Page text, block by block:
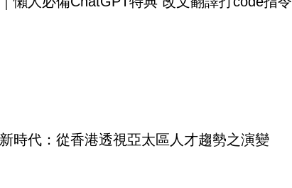
時代：從香港透視亞太區人才趨勢之演變